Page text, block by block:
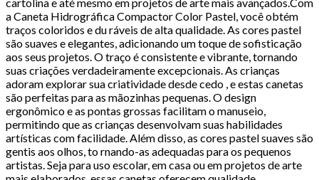
a Caneta Hidrográfica Compactor Color Pastel, você obtém
traços coloridos e du ráveis de alta qualidade. As cores pastel
são suaves e elegantes, adicionando um toque de sofisticação
aos seus projetos. O traço é consistente e vibrante, tornando
suas criações verdadeiramente excepcionais. As crianças
adoram explorar sua criatividade desde cedo , e estas canetas
são perfeitas para as mãozinhas pequenas. O design
ergonômico e as pontas grossas facilitam o manuseio,
permitindo que as crianças desenvolvam suas habilidades
artísticas com facilidade. Além disso, as cores pastel suaves são
gentis aos olhos, to rnando-as adequadas para os pequenos
artistas. Seja para uso escolar, em casa ou em projetos de arte